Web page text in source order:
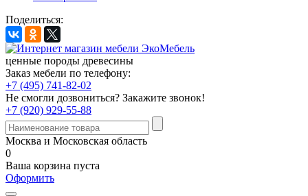
Поделиться:
ценные породы древесины
Заказ мебели по телефону:
+7 (495) 741-82-02
Не смогли дозвониться? Закажите звонок!
+7 (920) 929-55-88
Москва и Московская область
0
Ваша корзина пуста
Оформить